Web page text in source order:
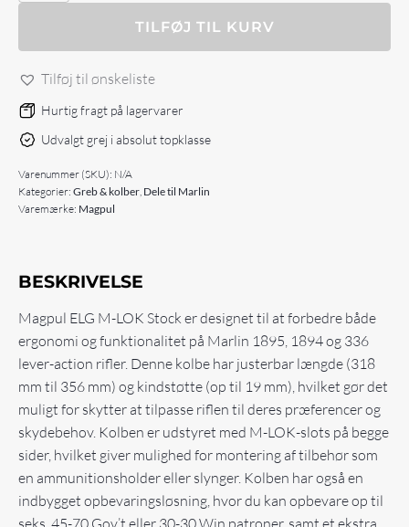
M-
Marlin
antal
TILFØJ TIL KURV
Tilføj til ønskeliste
Hurtig fragt på lagervarer
Udvalgt grej i absolut topklasse
Varenummer (SKU): N/A
Kategorier: Greb & kolber, Dele til Marlin
Varemærke: Magpul
BESKRIVELSE
Magpul ELG M-LOK Stock er designet til at forbedre både
ergonomi og funktionalitet på Marlin 1895, 1894 og 336
lever-action rifler. Denne kolbe har justerbar længde (318
mm til 356 mm) og kindstøtte (op til 19 mm), hvilket gør det
muligt for skytter at tilpasse riflen til deres præferencer og
skydebehov. Kolben er udstyret med M-LOK-slots på begge
sider, hvilket giver mulighed for montering af tilbehør som
en ammunitionsholder eller slynger. Kolben har også en
indbygget opbevaringsløsning, hvor du kan opbevare op til